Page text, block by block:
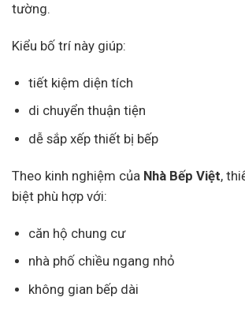
tường.
Kiểu bố trí này giúp:
tiết kiệm diện tích
di chuyển thuận tiện
dễ sắp xếp thiết bị bếp
Theo kinh nghiệm của Nhà Bếp Việt,
biệt phù hợp với:
căn hộ chung cư
nhà phố chiều ngang nhỏ
không gian bếp dài